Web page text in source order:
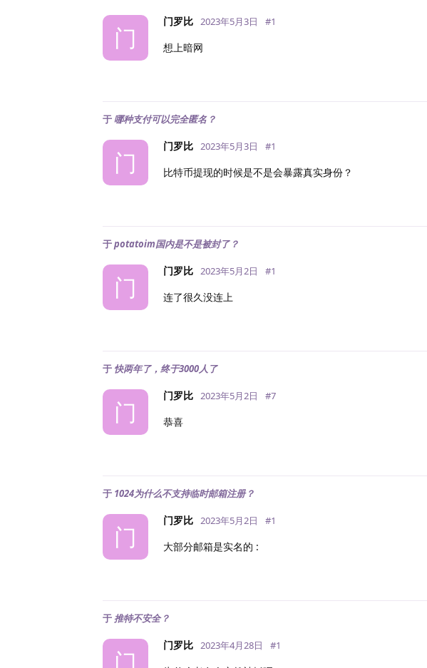
门
门罗比 2023年5月3日 #1
想上暗网
于哪种支付可以完全匿名？
门
门罗比 2023年5月3日 #1
比特币提现的时候是不是会暴露真实身份？
于potatoim国内是不是被封了？
门
门罗比 2023年5月2日 #1
连了很久没连上
于 快两年了，终于3000人了
门
门罗比 2023年5月2日 #7
恭喜
于 1024为什么不支持临时邮箱注册？
门
门罗比 2023年5月2日 #1
大部分邮箱是实名的 :
于 推特不安全？
门
门罗比 2023年4月28日 #1